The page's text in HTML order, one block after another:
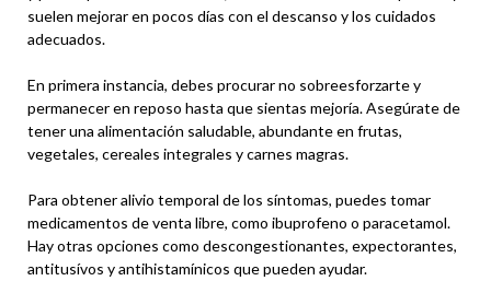
suelen mejorar en pocos días con el descanso y los cuidados
adecuados.
En primera instancia, debes procurar no sobreesforzarte y
permanecer en reposo hasta que sientas mejoría. Asegúrate de
tener una alimentación saludable, abundante en frutas,
vegetales, cereales integrales y carnes magras.
Para obtener alivio temporal de los síntomas, puedes tomar
medicamentos de venta libre, como ibuprofeno o paracetamol.
Hay otras opciones como descongestionantes, expectorantes,
antitusívos y antihistamínicos que pueden ayudar.